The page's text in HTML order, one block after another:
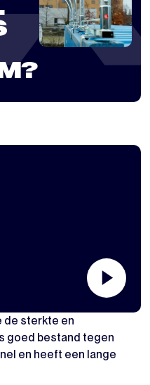
de sterkte en
goed bestand tegen
en heeft een lange